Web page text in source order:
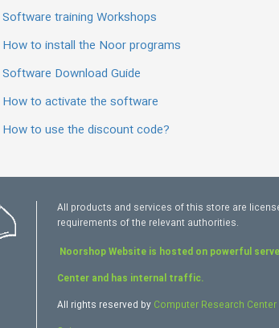
Software training Workshops
How to install the Noor programs
Software Download Guide
How to activate the software
How to use the discount code?
All products and services of this store are
requirements of the relevant authorities.
Noorshop Website is hosted on powerful
Center and has internal traffic.
All rights reserved by Computer Research